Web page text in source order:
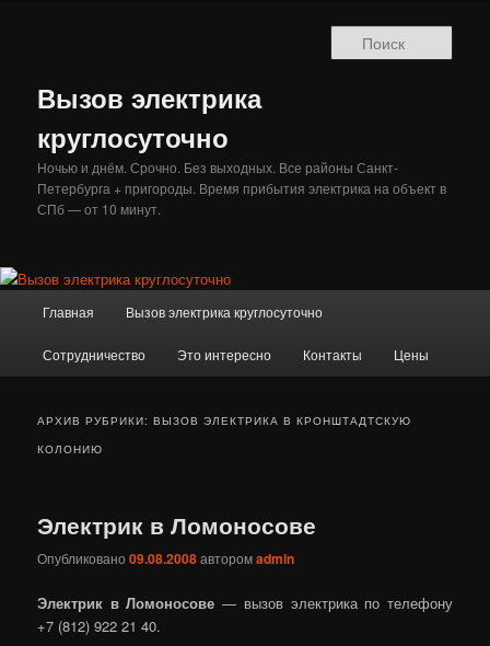
Вызов электрика
круглосуточно
Ночью и днём. Срочно. Без выходных. Все районы Санкт-
Петербурга + пригороды. Время прибытия электрика на объект в
СПб — от 10 минут.
Главная Вызов электрика круглосуточно
Сотрудничество Это интересно Контакты Цены
АРХИВ РУБРИКИ:ВЫЗОВ ЭЛЕКТРИКА В КРОНШТАДТСКУЮ
КОЛОНИЮ
Электрик в Ломоносове
Опубликовано09.08.2008авторомadmin
Электрик в Ломоносове — вызов электрика по телефону
+7 (812) 922 21 40.